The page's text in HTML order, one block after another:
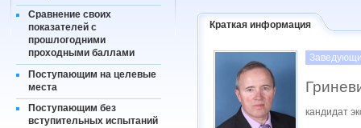
Сравнение своих
показателей с
прошлогодними
проходными баллами
Поступающим на целевые
места
Поступающим без
вступительных испытаний
Краткая информация
кандидат